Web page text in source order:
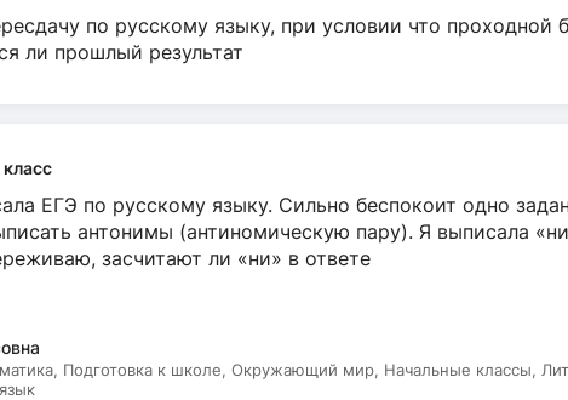
по русскому языку, при условии что проходной
ли прошлый результат
класс
ЕГЭ по русскому языку. Сильно беспокоит одно
антонимы (антиномическую пару). Я выписала
засчитают ли «ни» в ответе
Подготовка к школе, Окружающий мир, Начальные классы,